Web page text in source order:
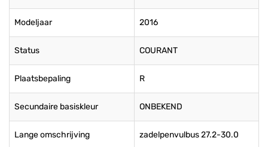
Modeljaar 2016
Status COURANT
Plaatsbepaling R
Secundaire basiskleur ONBEKEND
Lange omschrijving
zadelpenvulbus 27.2-30.0